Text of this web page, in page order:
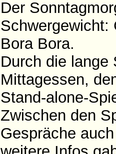
Der
Schwergewicht:
Bora Bora.
Durch die lange
Mittagessen,
Stand-alone-
Zwischen den
Gespräche